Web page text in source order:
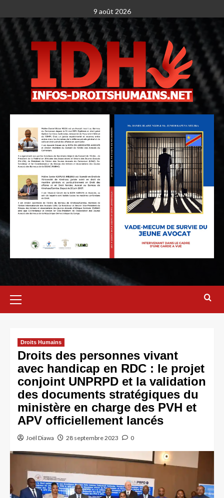
9 août 2026
Droits Humains
Droits des personnes vivant
avec handicap en RDC : le projet
conjoint UNPRPD et la validation
des documents stratégiques du
ministère en charge des PVH et
APV officiellement lancés
Joël Diawa 28 septembre 2023 0